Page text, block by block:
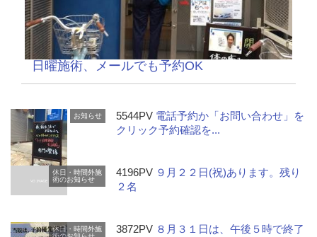
日曜施術、メールでも予約OK
お知らせ 5544PV 電話予約か「お問い合わせ」を
クリック予約確認を...
休日・時間外施
術のお知らせ
4196PV ９月２２日(祝)あります。残り
２名
休日・時間外施
3872PV ８月３１日は、午後５時で終了